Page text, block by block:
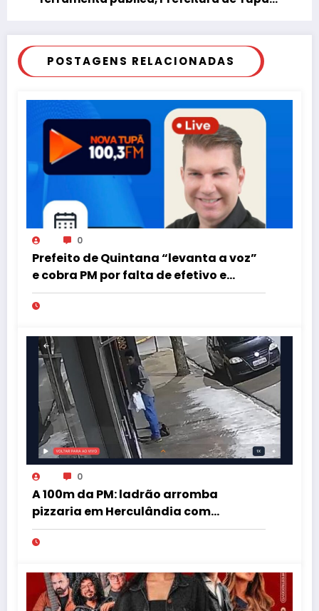
POSTAGENS RELACIONADAS
0
Prefeito de Quintana “levanta a voz”
e cobra PM por falta de efetivo e
viaturas na região
0
A 100m da PM: ladrão arromba
pizzaria em Herculândia com
patinete furtado